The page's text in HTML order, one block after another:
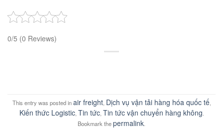
0/5 (0 Reviews)
This entry was posted inair freight, Dịch vụ vận tải hàng hóa quốc tế,
Kiến thức Logistic, Tin tức, Tin tức vận chuyển hàng không.
Bookmark thepermalink.